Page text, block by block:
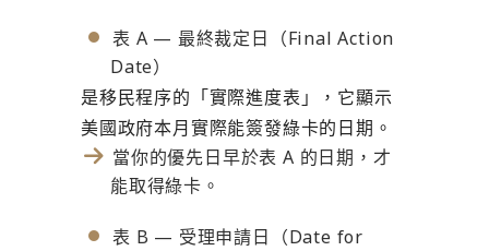
表 A — 最終裁定日（Final Action
Date）
是移民程序的「實際進度表」，它顯示
美國政府本月實際能簽發綠卡的日期。
當你的優先日早於表 A 的日期，才
能取得綠卡。
表 B — 受理申請日（Date for